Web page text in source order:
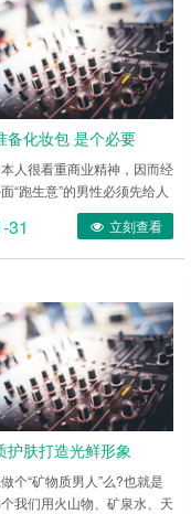
备化妆包 是个必要
很看重商业精神，因而经
“跑生意”的男性必须先给人
爽的第一印象。而要时刻保持
的外表，没有随身携带的必
想来是很难做到的。 ……
31 立刻查看
护肤打造光鲜形象
“矿物质男人”么?也就是
我们用火山物、矿泉水、天